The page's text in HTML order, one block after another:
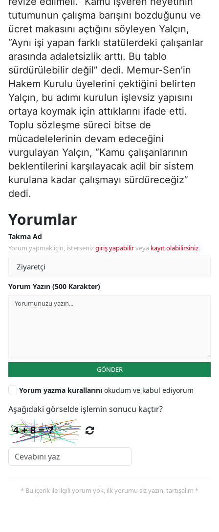
tutumunun çalışma barışını bozduğunu ve
ücret makasını açtığını söyleyen Yalçın,
“Aynı işi yapan farklı statülerdeki çalışanlar
arasında adaletsizlik arttı. Bu tablo
sürdürülebilir değil” dedi. Memur-Sen’in
Hakem Kurulu üyelerini çektiğini belirten
Yalçın, bu adımı kurulun işlevsiz yapısını
ortaya koymak için attıklarını ifade etti.
Toplu sözleşme süreci bitse de
mücadelelerinin devam edeceğini
vurgulayan Yalçın, “Kamu çalışanlarının
beklentilerini karşılayacak adil bir sistem
kurulana kadar çalışmayı sürdüreceğiz”
dedi.
Yorumlar
Takma Ad
Yorum yapmak için, istersenizgiriş yapabilirveya kayıt olabilirsiniz.
Yorum Yazın (500 Karakter)
GÖNDER
Yorum yazma kurallarını okudum ve kabul ediyorum
Aşağıdaki görselde işlemin sonucu kaçtır?
* Bu içerik ile ilgili yorum yok, ilk yorumu siz yazın, tartışalım *